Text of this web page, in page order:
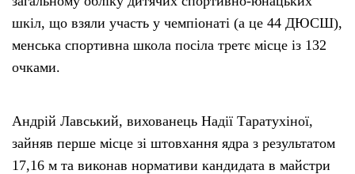
шкіл, що взяли участь у чемпіонаті (а це 44 ДЮСШ),
менська спортивна школа посіла третє місце із 132
очками.
Андрій Лавський, вихованець Надії Таратухіної,
зайняв перше місце зі штовхання ядра з результатом
17,16 м та виконав нормативи кандидата в майстри